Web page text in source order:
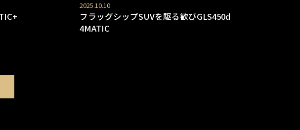
2025.10.10
フラッグシップSUVを駆る歓びGLS450d
4MATIC